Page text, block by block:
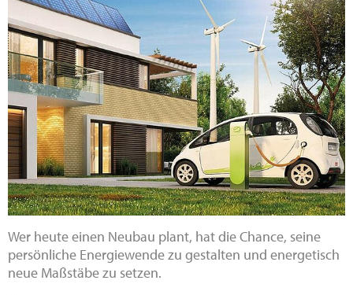
Wer heute einen Neubau plant, hat die Chance, seine
persönliche Energiewende zu gestalten und energetisch
neue Maßstäbe zu setzen.